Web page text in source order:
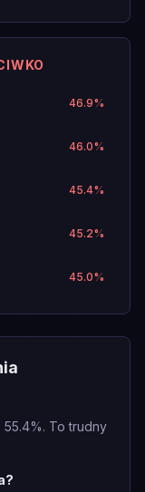
46.9%
46.0%
45.4%
45.2%
45.0%
To trudny